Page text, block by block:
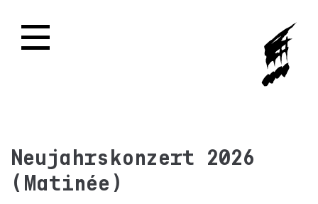
Neujahrskonzert 2026
(Matinée)